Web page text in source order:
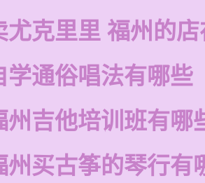
尤克里里 福州的
学通俗唱法有哪些
州吉他培训班有哪
州买古筝的琴行有